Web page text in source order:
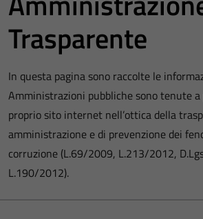
Trasparente
In questa pagina sono raccolte le
Amministrazioni pubbliche sono tenute
proprio sito internet nell’ottica della
amministrazione e di prevenzione dei
corruzione (L.69/2009, L.213/2012,
L.190/2012).